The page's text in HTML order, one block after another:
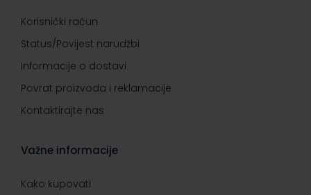
Korisnički račun
Status/Povijest narudžbi
Informacije o dostavi
Povrat proizvoda i reklamacije
Kontaktirajte nas
Važne informacije
Kako kupovati